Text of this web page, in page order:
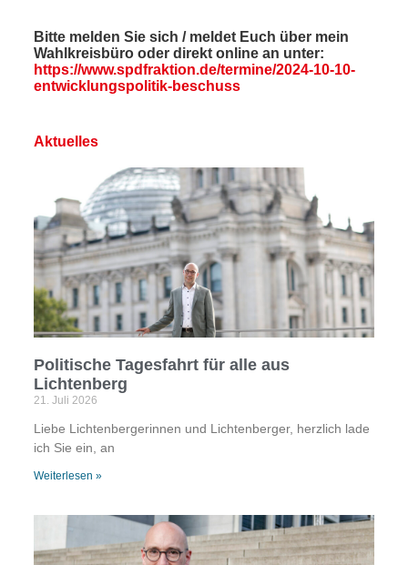
Bitte melden Sie sich / meldet Euch über mein
Wahlkreisbüro oder direkt online an unter:
https://www.spdfraktion.de/termine/2024-10-10-
entwicklungspolitik-beschuss
Aktuelles
Politische Tagesfahrt für alle aus
Lichtenberg
21. Juli 2026
Liebe Lichtenbergerinnen und Lichtenberger, herzlich lade
ich Sie ein, an
Weiterlesen »